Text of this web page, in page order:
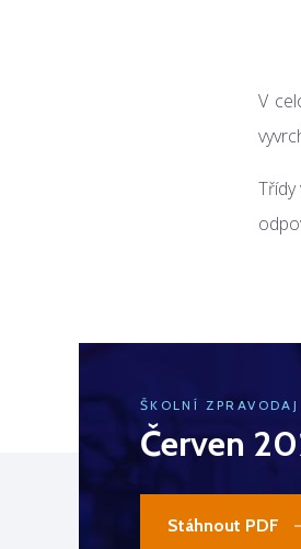
V
ŠKOLNÍ
Červen
Stáhnout PDF